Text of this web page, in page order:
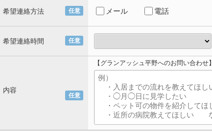
任意
希望連絡方法 メール 電話
任意
希望連絡時間
任意
内容
【グランアッシュ平野へのお問い合わせ】